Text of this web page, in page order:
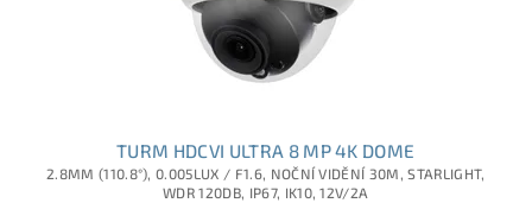
TURM HDCVI ULTRA 8 MP 4K DOME
2.8MM (110.8°), 0.005LUX / F1.6, NOČNÍ VIDĚNÍ 30M, STARLIGHT,
WDR 120DB, IP67, IK10, 12V/2A